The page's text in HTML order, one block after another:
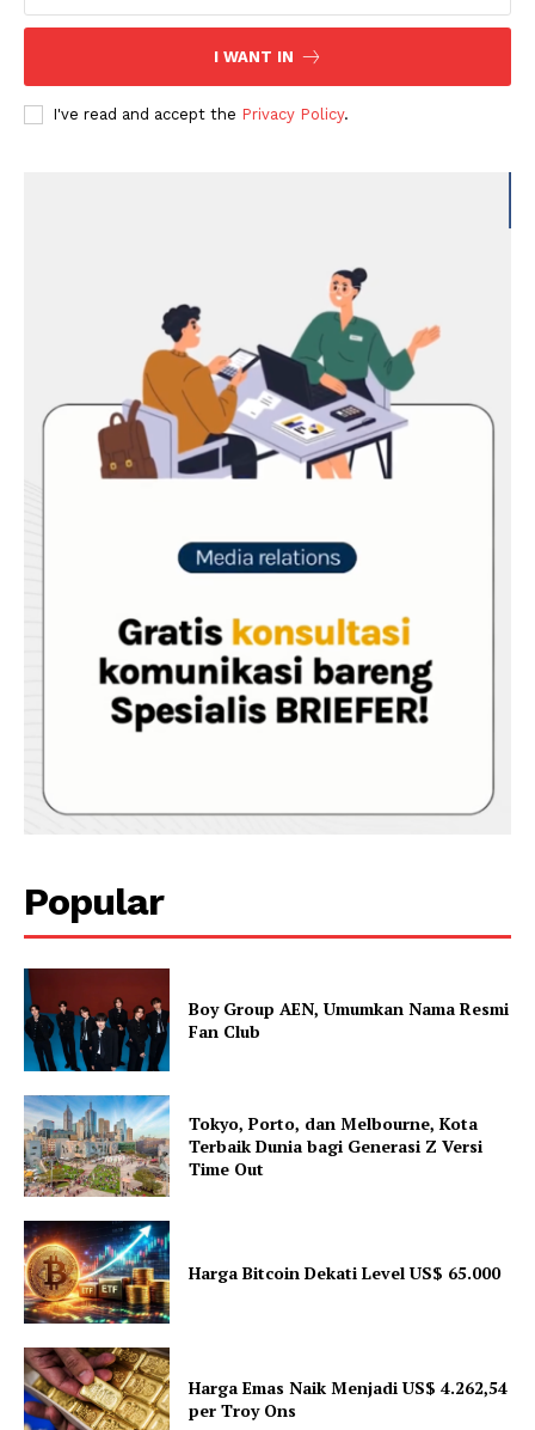
I WANT IN
I've read and accept the Privacy Policy.
Popular
Boy Group AEN, Umumkan Nama Resmi
Fan Club
Tokyo, Porto, dan Melbourne, Kota
Terbaik Dunia bagi Generasi Z Versi
Time Out
Harga Bitcoin Dekati Level US$ 65.000
Harga Emas Naik Menjadi US$ 4.262,54
per Troy Ons